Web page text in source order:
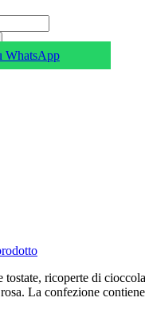
WhatsApp
ricoperte di
La confezione